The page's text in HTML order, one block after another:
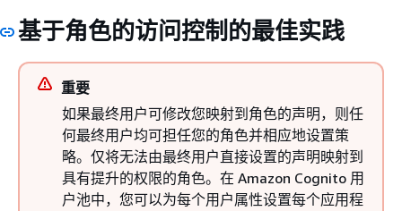
基于角色的访问控制的最佳实践
重要
如果最终用户可修改您映射到角色的声明，则任
何最终用户均可担任您的角色并相应地设置策
略。仅将无法由最终用户直接设置的声明映射到
具有提升的权限的角色。在 Amazon Cognito 用
户池中，您可以为每个用户属性设置每个应用程